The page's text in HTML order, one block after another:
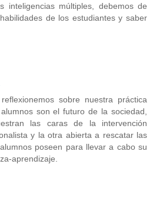
inteligencias múltiples, debemos de
de los estudiantes y saber
sobre nuestra práctica
son el futuro de la sociedad,
las caras de la intervención
y la otra abierta a rescatar las
poseen para llevar a cabo su
aprendizaje.